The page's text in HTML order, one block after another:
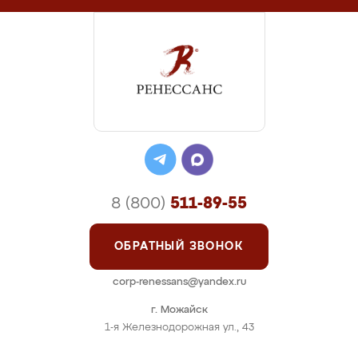
г. Можайск
1-я Железнодорожная ул., 43
8 (800) 511-89-55
ОБРАТНЫЙ ЗВОНОК
corp-renessans@yandex.ru